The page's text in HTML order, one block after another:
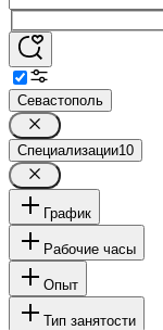
Севастополь
Специализации10
График
Рабочие часы
Опыт
Тип занятости